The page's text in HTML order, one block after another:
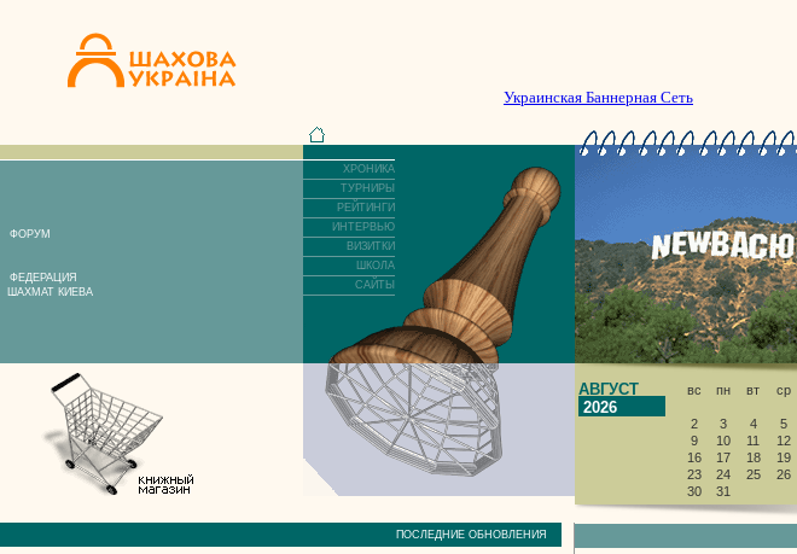
Украинская Баннерная Сеть
ФОРУМ
ФЕДЕРАЦИЯ
ШАХМАТ КИЕВА
ХРОНИКА
ТУРНИРЫ
РЕЙТИНГИ
ИНТЕРВЬЮ
ВИЗИТКИ
ШКОЛА
САЙТЫ
АВГУСТ
2026
вс пн вт ср
2
3 4 5
9
10 11 12
16
17 18 19
23
24 25 26
30
31
ПОСЛЕДНИЕ ОБНОВЛЕНИЯ